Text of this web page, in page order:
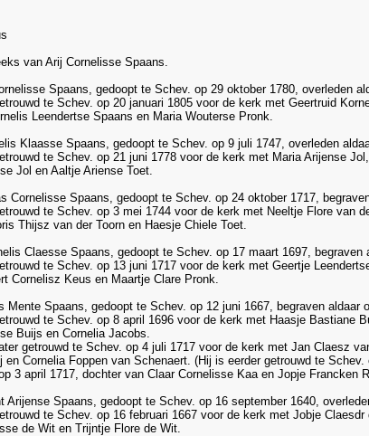
van Arij Cornelisse Spaans.
Spaans, gedoopt te Schev. op 29 oktober 1780, overleden
te Schev. op 20 januari 1805 voor de kerk met Geertruid
Leendertse Spaans en Maria Wouterse Pronk.
Klaasse Spaans, gedoopt te Schev. op 9 juli 1747, overleden
te Schev. op 21 juni 1778 voor de kerk met Maria Arijense
Jol en Aaltje Ariense Toet.
Cornelisse Spaans, gedoopt te Schev. op 24 oktober 1717,
te Schev. op 3 mei 1744 voor de kerk met Neeltje Flore van
Thijsz van der Toorn en Haesje Chiele Toet.
Claesse Spaans, gedoopt te Schev. op 17 maart 1697, begraven
te Schev. op 13 juni 1717 voor de kerk met Geertje
Cornelisz Keus en Maartje Clare Pronk.
Mente Spaans, gedoopt te Schev. op 12 juni 1667, begraven aldaar
te Schev. op 8 april 1696 voor de kerk met Haasje Bastiane
Buijs en Cornelia Jacobs.
getrouwd te Schev. op 4 juli 1717 voor de kerk met Jan Claesz
en Cornelia Foppen van Schenaert. (Hij is eerder getrouwd te
3 april 1717, dochter van Claar Cornelisse Kaa en Jopje Francken
Arijense Spaans, gedoopt te Schev. op 16 september 1640,
te Schev. op 16 februari 1667 voor de kerk met Jobje
de Wit en Trijntje Flore de Wit.